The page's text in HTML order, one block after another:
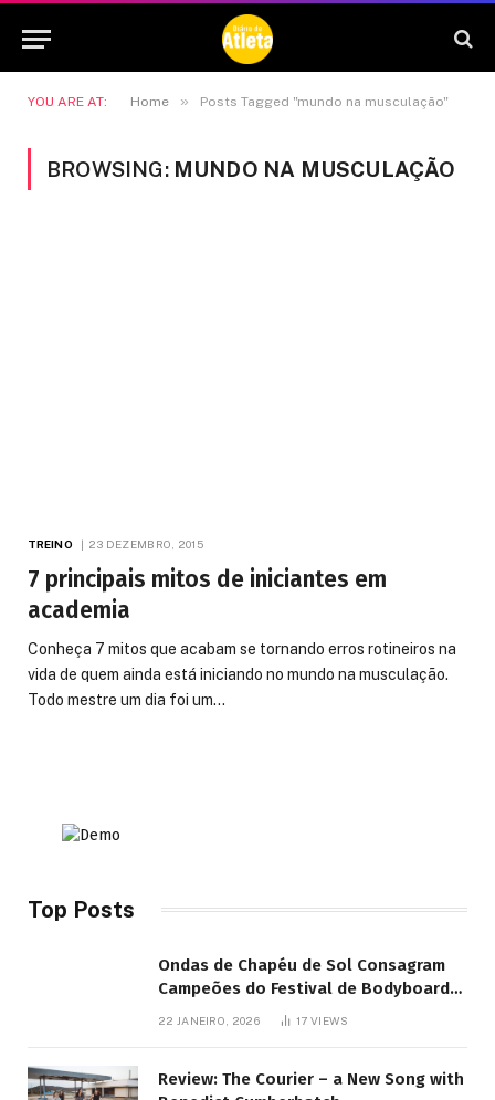
YOU ARE AT: Home » Posts Tagged "mundo na musculação"
BROWSING: MUNDO NA MUSCULAÇÃO
TREINO 23 DEZEMBRO, 2015
7 principais mitos de iniciantes em
academia
Conheça 7 mitos que acabam se tornando erros rotineiros na
vida de quem ainda está iniciando no mundo na musculação.
Todo mestre um dia foi um…
Top Posts
Ondas de Chapéu de Sol Consagram
Campeões do Festival de Bodyboard
22 JANEIRO, 2026 17VIEWS
Review: The Courier – a New Song with